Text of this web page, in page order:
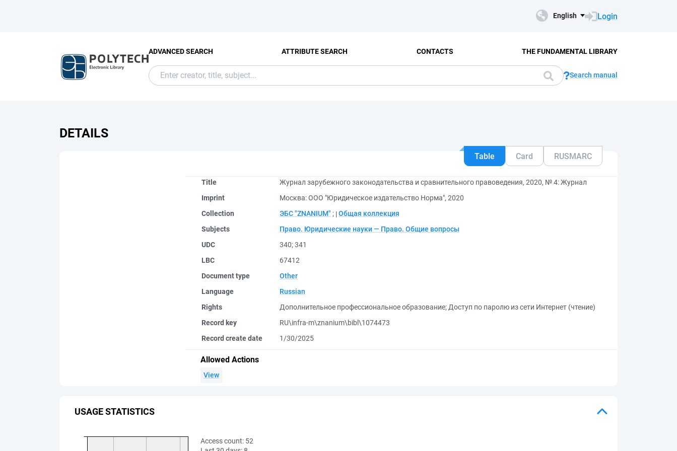
English Login
ADVANCED SEARCH ATTRIBUTE SEARCH CONTACTS THE FUNDAMENTAL LIBRARY
Search manual
DETAILS
Table Card RUSMARC
Title
Журнал зарубежного законодательства и сравнительного правоведения, 2020, № 4: Журнал
Imprint
Москва: ООО "Юридическое издательство Норма", 2020
Collection
ЭБС "ZNANIUM" ; Общая коллекция
Subjects
Право. Юридические науки — Право. Общие вопросы
UDC
340;341
LBC
67412
Document type
Other
Language
Russian
Rights
Дополнительное профессиональное образование; Доступ по паролю из сети Интернет (чтение)
Record key
RU\infra-m\znanium\bibl\1074473
Record create date
1/30/2025
Allowed Actions
View
USAGE STATISTICS
Access count: 52